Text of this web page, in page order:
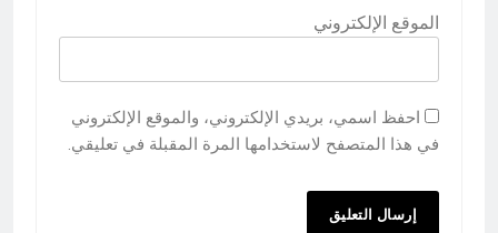
الموقع الإلكتروني
احفظ اسمي، بريدي الإلكتروني، والموقع الإلكتروني
في هذا المتصفح لاستخدامها المرة المقبلة في تعليقي.